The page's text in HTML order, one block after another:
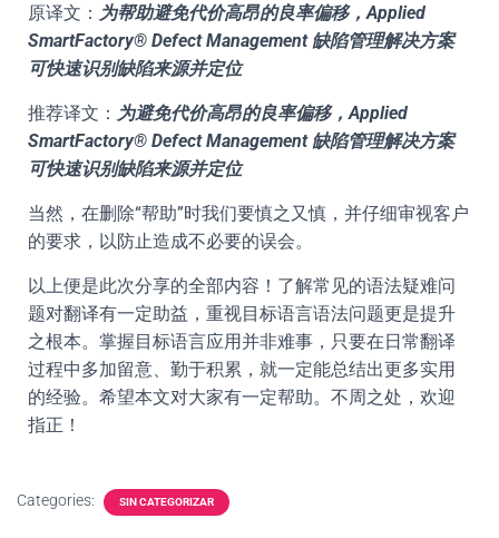
原译文： 为帮助避免代价高昂的良率偏移，Applied
SmartFactory® Defect Management 缺陷管理解决方案
可快速识别缺陷来源并定位
推荐译文： 为避免代价高昂的良率偏移，Applied
SmartFactory® Defect Management 缺陷管理解决方案
可快速识别缺陷来源并定位
当然，在删除“帮助”时我们要慎之又慎，并仔细审视客户
的要求，以防止造成不必要的误会。
以上便是此次分享的全部内容！了解常见的语法疑难问
题对翻译有一定助益，重视目标语言语法问题更是提升
之根本。掌握目标语言应用并非难事，只要在日常翻译
过程中多加留意、勤于积累，就一定能总结出更多实用
的经验。希望本文对大家有一定帮助。不周之处，欢迎
指正！
Categories: SIN CATEGORIZAR